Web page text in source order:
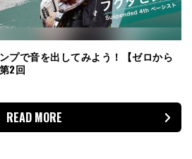
プで音を出してみよう！【ゼロから
2回
READ MORE